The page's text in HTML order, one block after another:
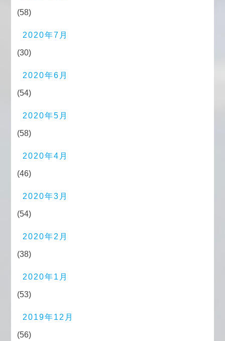
(58)
2020年7月
(30)
2020年6月
(54)
2020年5月
(58)
2020年4月
(46)
2020年3月
(54)
2020年2月
(38)
2020年1月
(53)
2019年12月
(56)